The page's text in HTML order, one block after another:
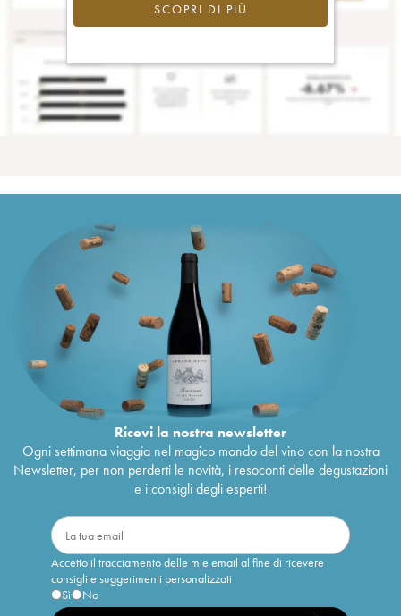
SCOPRI DI PIÙ
Ricevi la nostra newsletter
Ogni settimana viaggia nel magico mondo del vino con la nostra
Newsletter, per non perderti le novità, i resoconti delle degustazioni
e i consigli degli esperti!
Accetto il tracciamento delle mie email al fine di ricevere
consigli e suggerimenti personalizzati
Sì
No